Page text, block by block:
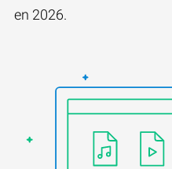
en 2026.